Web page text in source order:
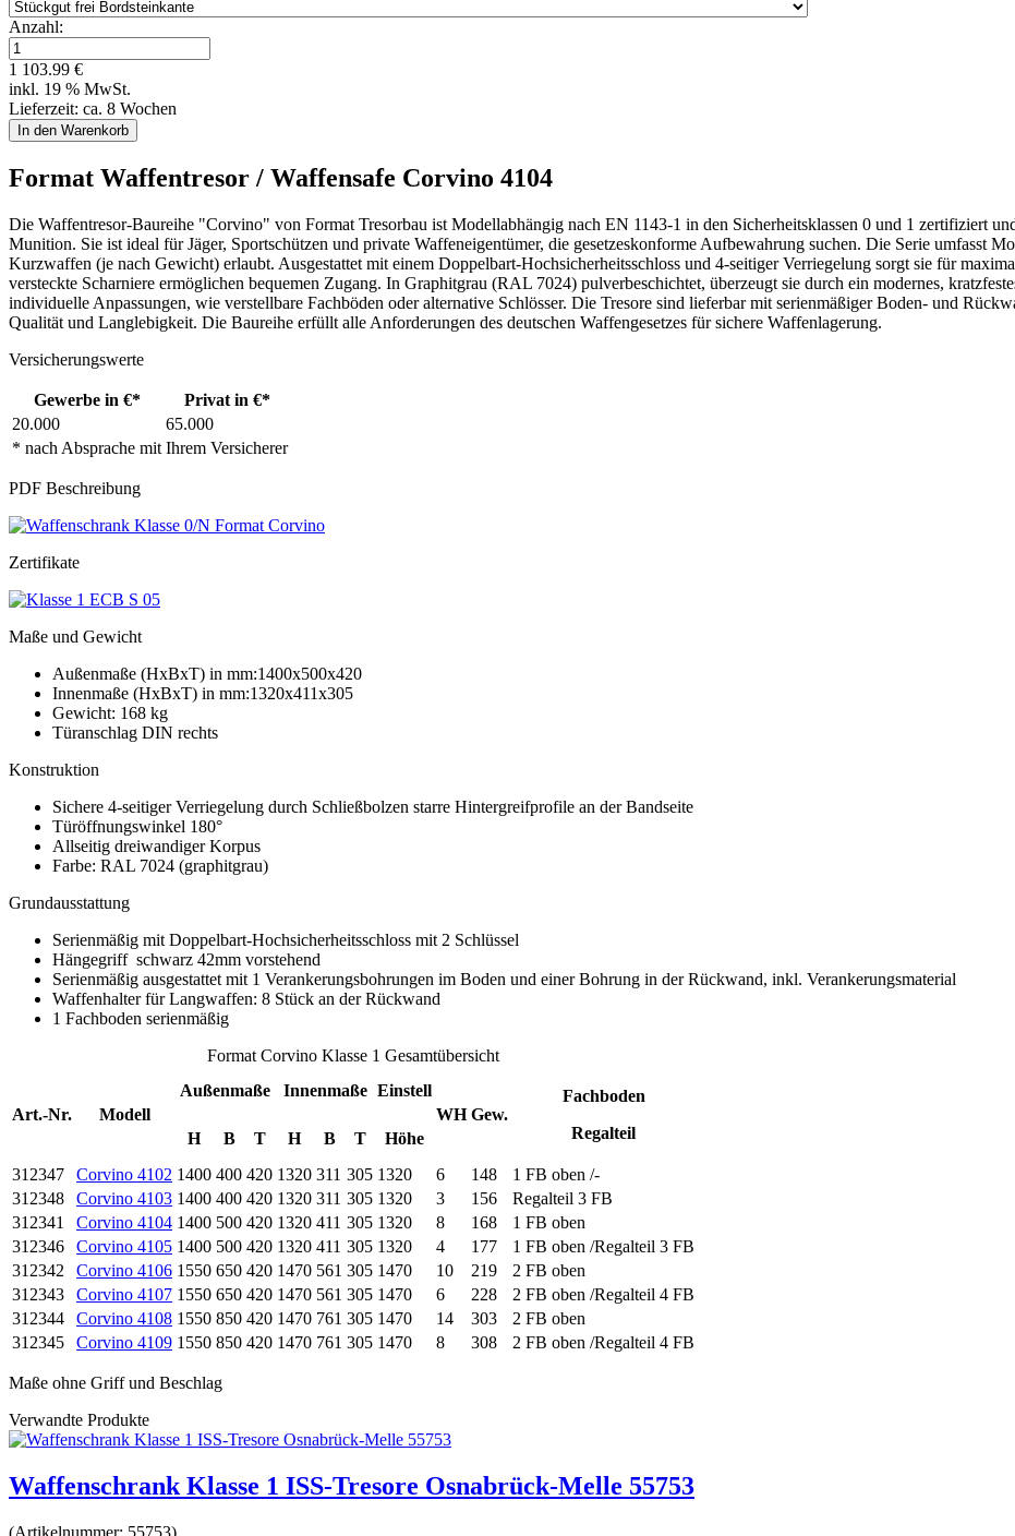
Anzahl:
1 103.99 €
inkl. 19 % MwSt.
Lieferzeit: ca. 8 Wochen
Format Waffentresor / Waffensafe Corvino 4104
Die Waffentresor-Baureihe "Corvino" von Format Tresorbau ist Modellabhängig nach EN 1143-1 in den Sicherheitsklassen 0 und 1 zertifiziert
Munition. Sie ist ideal für Jäger, Sportschützen und private Waffeneigentümer, die gesetzeskonforme Aufbewahrung suchen. Die Serie umfasst
Kurzwaffen (je nach Gewicht) erlaubt. Ausgestattet mit einem Doppelbart-Hochsicherheitsschloss und 4-seitiger Verriegelung sorgt sie für
versteckte Scharniere ermöglichen bequemen Zugang. In Graphitgrau (RAL 7024) pulverbeschichtet, überzeugt sie durch ein modernes,
individuelle Anpassungen, wie verstellbare Fachböden oder alternative Schlösser. Die Tresore sind lieferbar mit serienmäßiger Boden- und
Qualität und Langlebigkeit. Die Baureihe erfüllt alle Anforderungen des deutschen Waffengesetzes für sichere Waffenlagerung.
Versicherungswerte
Gewerbe in €* Privat in €*
* nach Absprache mit Ihrem Versicherer
20.000 65.000
PDF Beschreibung
Zertifikate
Maße und Gewicht
Außenmaße (HxBxT) in mm:1400x500x420
Innenmaße (HxBxT) in mm:1320x411x305
Gewicht: 168 kg
Türanschlag DIN rechts
Konstruktion
Sichere 4-seitiger Verriegelung durch Schließbolzen starre Hintergreifprofile an der Bandseite
Türöffnungswinkel 180°
Allseitig dreiwandiger Korpus
Farbe: RAL 7024 (graphitgrau)
Grundausstattung
Serienmäßig mit Doppelbart-Hochsicherheitsschloss mit 2 Schlüssel
Hängegriff schwarz 42mm vorstehend
Serienmäßig ausgestattet mit 1 Verankerungsbohrungen im Boden und einer Bohrung in der Rückwand, inkl. Verankerungsmaterial
Waffenhalter für Langwaffen: 8 Stück an der Rückwand
1 Fachboden serienmäßig
Format Corvino Klasse 1 Gesamtübersicht
Art.-Nr. Modell
Außenmaße Innenmaße Einstell
WH Gew.
Fachboden
Regalteil
H B T H B T
Höhe
312347
Corvino 4102 1400 400 420 1320 311 305 1320 6 148
1 FB oben /-
312348
Corvino 4103 1400 400 420 1320 311 305 1320 3 156
Regalteil 3 FB
312341
Corvino 4104 1400 500 420 1320 411 305 1320 8 168
1 FB oben
312346
Corvino 4105 1400 500 420 1320 411 305 1320 4 177
1 FB oben /Regalteil 3 FB
312342
Corvino 4106 1550 650 420 1470 561 305 1470 10 219
2 FB oben
312343
Corvino 4107 1550 650 420 1470 561 305 1470 6 228
2 FB oben /Regalteil 4 FB
312344
Corvino 4108 1550 850 420 1470 761 305 1470 14 303
2 FB oben
312345
Corvino 4109 1550 850 420 1470 761 305 1470 8 308 2 FB oben /Regalteil 4 FB
Maße ohne Griff und Beschlag
Verwandte Produkte
Waffenschrank Klasse 1 ISS-Tresore Osnabrück-Melle 55753
(Artikelnummer: 55753)